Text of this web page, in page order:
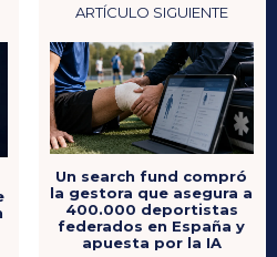
ARTÍCULO SIGUIENTE
Un search fund compró
la gestora que asegura a
400.000 deportistas
federados en España y
apuesta por la IA